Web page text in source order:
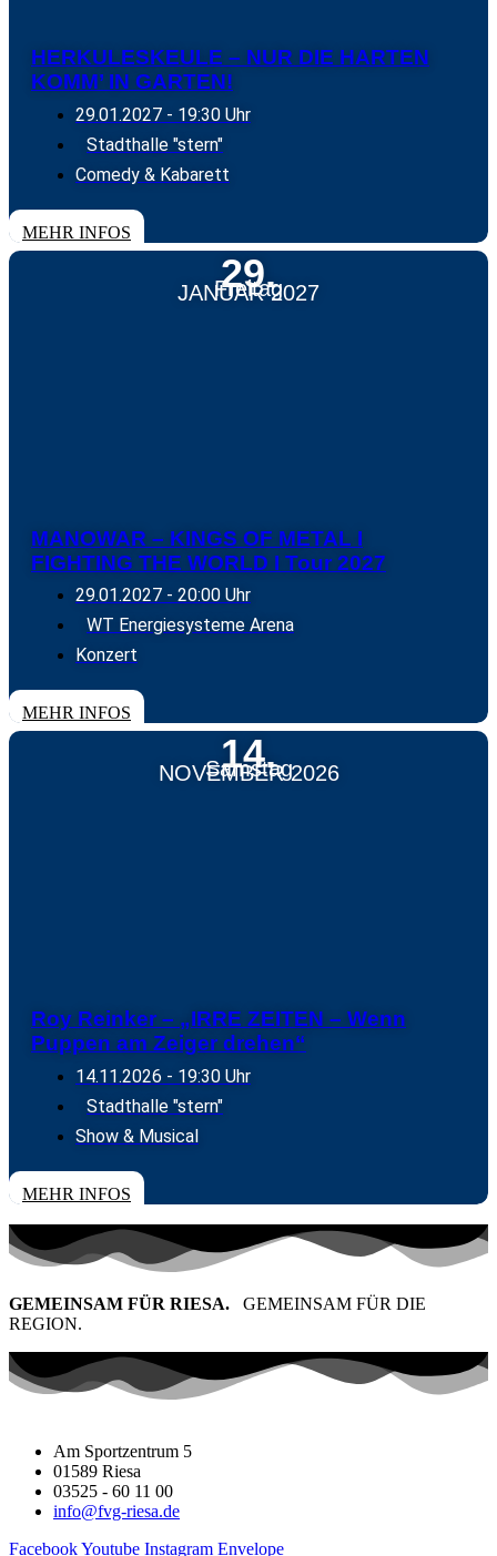
HERKULESKEULE – NUR DIE HARTEN
KOMM’ IN GARTEN!
29.01.2027 - 19:30 Uhr
Stadthalle "stern"
Comedy & Kabarett
TICKETS
MEHR INFOS
29.
JANUAR 2027
Freitag
MANOWAR – KINGS OF METAL I
FIGHTING THE WORLD I Tour 2027
29.01.2027 - 20:00 Uhr
WT Energiesysteme Arena
Konzert
TICKETS
MEHR INFOS
14.
NOVEMBER 2026
Samstag
Roy Reinker – „IRRE ZEITEN – Wenn
Puppen am Zeiger drehen“
14.11.2026 - 19:30 Uhr
Stadthalle "stern"
Show & Musical
TICKETS
MEHR INFOS
GEMEINSAM FÜR RIESA. GEMEINSAM FÜR DIE
REGION.
Am Sportzentrum 5
01589 Riesa
03525 - 60 11 00
info@fvg-riesa.de
FacebookYoutube Instagram Envelope